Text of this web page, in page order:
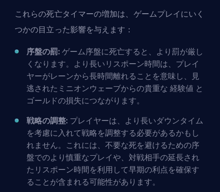
これらの死亡タイマーの増加は、ゲームプレイにいく
つかの目立った影響を与えます：
序盤の罰:ゲーム序盤に死亡すると、より罰が厳し
くなります。より長いリスポーン時間は、プレイ
ヤーがレーンから長時間離れることを意味し、見
逃されたミニオンウェーブからの貴重な 経験値 と
ゴールドの損失につながります。
戦略の調整: プレイヤーは、より長いダウンタイム
を考慮に入れて戦略を調整する必要があるかもし
れません。これには、不要な死を避けるための序
盤でのより慎重なプレイや、対戦相手の延長され
たリスポーン時間を利用して早期の利点を確保す
ることが含まれる可能性があります。